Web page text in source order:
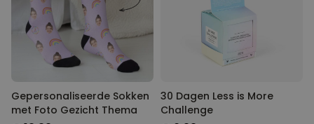
Gepersonaliseerde Sokken
met Foto Gezicht Thema
30 Dagen Less is More
Challenge